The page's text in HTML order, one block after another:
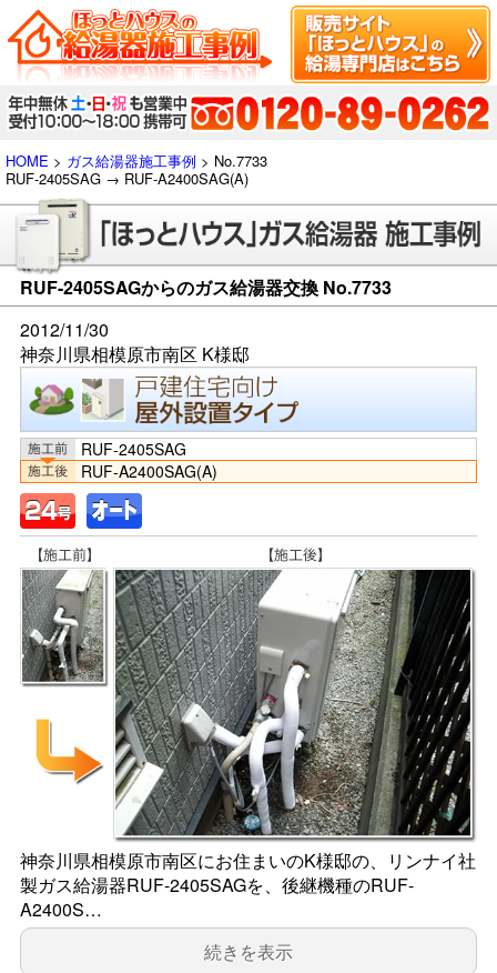
HOME > ガス給湯器施工事例 > No.7733
RUF-2405SAG → RUF-A2400SAG(A)
RUF-2405SAGからのガス給湯器交換 No.7733
2012/11/30
神奈川県相模原市南区 K様邸
RUF-2405SAG
RUF-A2400SAG(A)
神奈川県相模原市南区にお住まいのK様邸の、リンナイ社
製ガス給湯器RUF-2405SAGを、後継機種のRUF-
A2400S…
続きを表示